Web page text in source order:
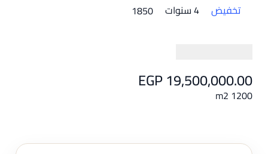
تخفيض
4 سنوات 1850
EGP 19,500,000.00
1200 m2